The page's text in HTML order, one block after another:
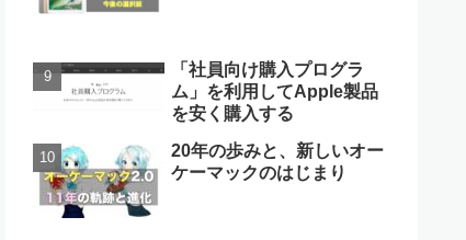
「社員向け購入プログラ
ム」を利用してApple製品
を安く購入する
20年の歩みと、新しいオー
ケーマックのはじまり